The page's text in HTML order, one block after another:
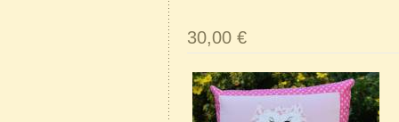
30,00 €